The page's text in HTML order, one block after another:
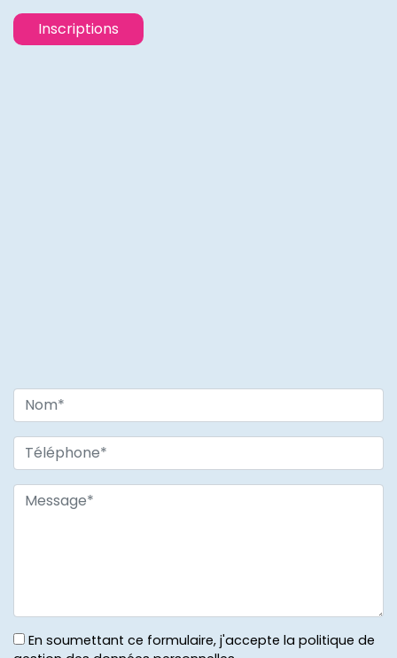
Inscriptions
En soumettant ce formulaire, j'accepte la politique de